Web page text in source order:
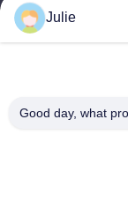
Zorui
Julie
Good day, what